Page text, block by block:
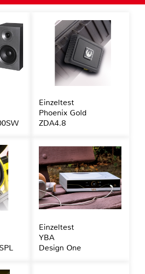
Einzeltest
Phoenix Gold
ZDA4.8
Einzeltest
YBA
Design One